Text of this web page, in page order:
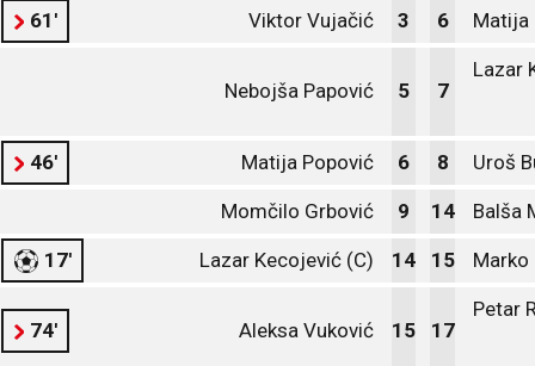
61' Viktor Vujačić 3 6 Matija
Nebojša Papović 5 7
Lazar
46' Matija Popović 6 8 Uroš
Momčilo Grbović 9 14 Balša
17' Lazar Kecojević (C) 14 15 Marko
74' Aleksa Vuković 15 17
Petar